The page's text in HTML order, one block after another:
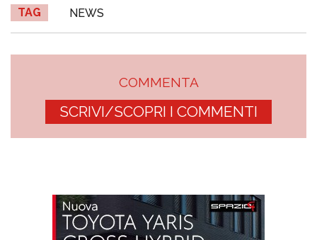
TAG NEWS
COMMENTA
SCRIVI/SCOPRI I COMMENTI